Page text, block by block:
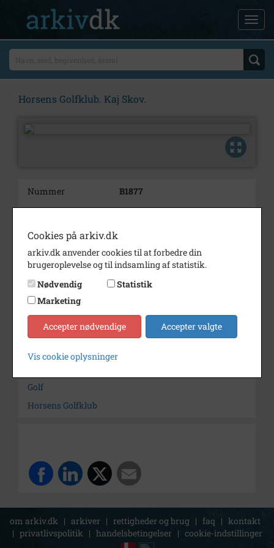
Horsens Golfklub. Kaj Skov.
Nummer
B1877
Beskrivelse
Årstal
1988
Dateringsnote
Fotograf
Arkiv
Horsens Idrætsarkiv
Golf
Horsens Golfklub
om arkiv.dk | arkiver | rettigheder og brug | faq | kontakt
| privatlivspolitik | handelsbetingelser | cookie-indstillinger
Cookies på arkiv.dk
arkiv.dk anvender cookies til at forbedre din
brugeroplevelse og til indsamling af statistik.
Nødvendig
Statistik
Marketing
Accepter nødvendige Accepter valgte
Vis cookie oplysninger